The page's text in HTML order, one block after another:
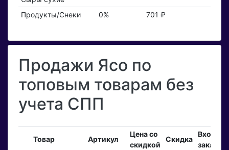
Продукты/Снеки
0% 701 ₽
Продажи Ясо по
топовым товарам без
учета СПП
Товар Артикул
Цена со
скидкой
Скидка
заказы